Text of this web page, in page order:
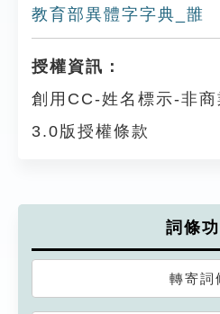
教育部異體字字典_䧿
授權資訊：
創用CC-姓名標示-非
3.0版授權條款
詞條
轉寄詞